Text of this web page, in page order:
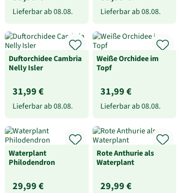
Lieferbar ab08.08. Lieferbar ab08.08.
Duftorchidee Cambria
Nelly Isler
31,99 €
Lieferbar ab08.08.
Weiße Orchidee im
Topf
31,99 €
Lieferbar ab08.08.
Waterplant
Philodendron
29,99 €
Rote Anthurie als
Waterplant
29,99 €